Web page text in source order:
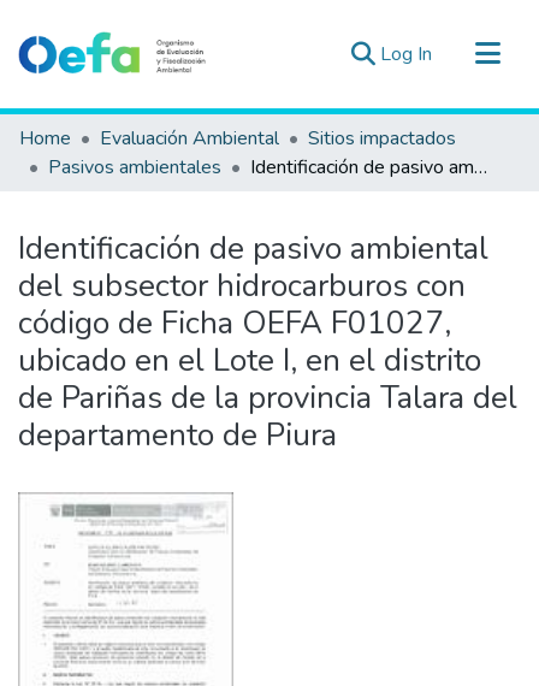
Log In (current)
Communities & Collections
All of DSpace
Estad. Externas
Guias ▾
Home Evaluación Ambiental
Sitios impactados
Pasivos ambientales
Identificación de pasivo ambiental del subsector hidrocarburos con código de Ficha OEFA F01027, ubicado en el Lote I, en el distrito de Pariñas de la provincia Talara del departamento de Piura
Identificación de pasivo ambiental
del subsector hidrocarburos con
código de Ficha OEFA F01027,
ubicado en el Lote I, en el distrito
de Pariñas de la provincia Talara del
departamento de Piura